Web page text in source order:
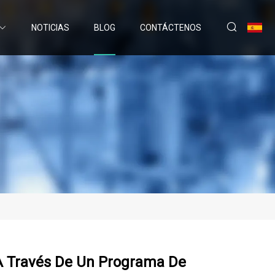
NOTICIAS BLOG CONTÁCTENOS
De Un Programa De